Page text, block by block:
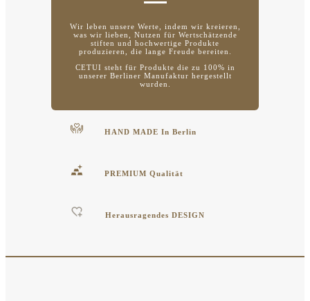
Wir leben unsere Werte, indem wir kreieren,
was wir lieben, Nutzen für Wertschätzende
stiften und hochwertige Produkte
produzieren, die lange Freude bereiten.
CETUI steht für Produkte die zu 100% in
unserer Berliner Manufaktur hergestellt
wurden.
HAND MADE In Berlin
PREMIUM Qualität
Herausragendes DESIGN